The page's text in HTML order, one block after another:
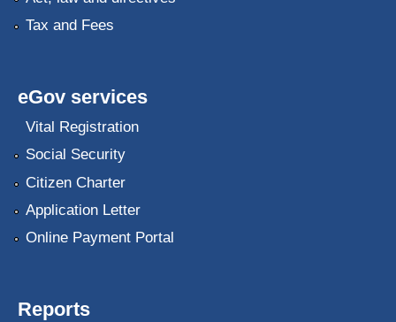
Tax and Fees
eGov services
Vital Registration
Social Security
Citizen Charter
Application Letter
Online Payment Portal
Reports